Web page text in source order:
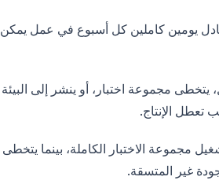
هذا يعادل يومين كاملين كل أسبوع في عمل يمكن
مجموعة اختبار، أو ينشر إلى البيئة
تعطل الإنتاج.
مجموعة الاختبار الكاملة، بينما يتخطى
غير المتسقة.